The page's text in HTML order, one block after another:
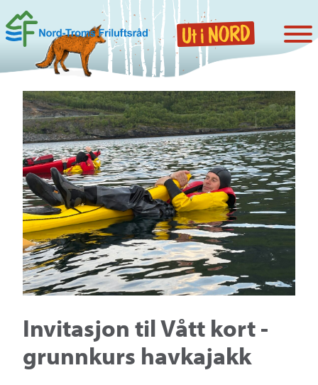
Invitasjon til Vått kort -
grunnkurs havkajakk